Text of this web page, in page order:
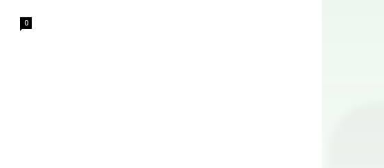
0